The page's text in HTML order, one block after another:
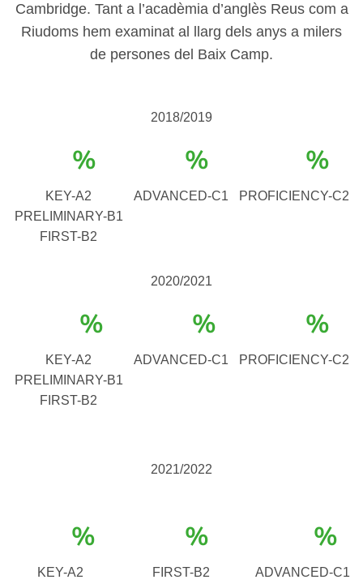
Cambridge. Tant a l’acadèmia d’anglès Reus com a
Riudoms hem examinat al llarg dels anys a milers
de persones del Baix Camp.
2018/2019
%
KEY-A2
PRELIMINARY-B1
FIRST-B2
%
ADVANCED-C1
%
PROFICIENCY-C2
2020/2021
%
KEY-A2
PRELIMINARY-B1
FIRST-B2
%
ADVANCED-C1
%
PROFICIENCY-C2
2021/2022
%
KEY-A2
%
FIRST-B2
%
ADVANCED-C1